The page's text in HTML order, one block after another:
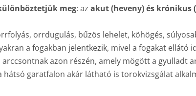
meg: az akut (heveny) és krónikus
orrdugulás, bűzös lehelet, köhögés,
a fogakban jelentkezik, mivel a fogakat ellátó
azon részén, amely mögött a gyulladt
garatfalon akár látható is torokvizsgálat